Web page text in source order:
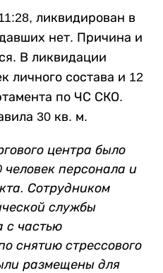
ликвидирован в
нет. Причина и
В ликвидации
личного состава и 12
по ЧС СКО.
30 кв. м.
центра было
человек персонала и
Сотрудником
службы
с частью
снятию стрессового
размещены для